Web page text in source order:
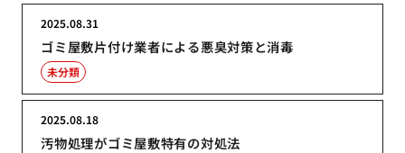
ゴミ屋敷片付け業者による悪臭対策と消毒
2025.08.31
未分類
汚物処理がゴミ屋敷特有の対処法
2025.08.18